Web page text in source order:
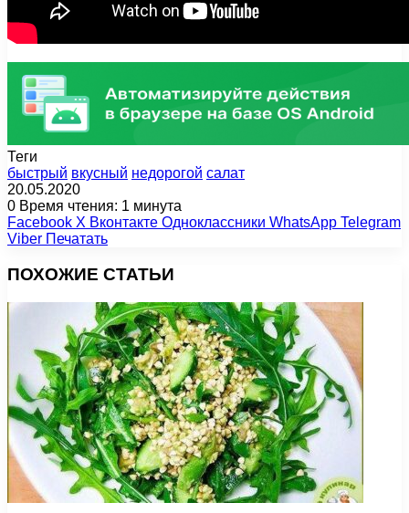
Теги
быстрый вкусный недорогой салат
20.05.2020
0 Время чтения: 1 минута
Facebook X Вконтакте Одноклассники WhatsApp Telegram
Viber Печатать
ПОХОЖИЕ СТАТЬИ